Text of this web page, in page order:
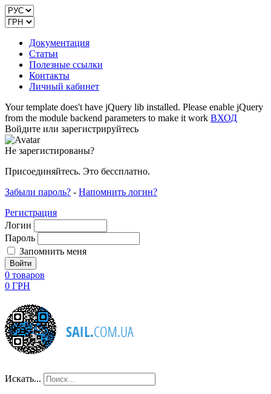
Документация
Статьи
Полезные ссылки
Контакты
Личный кабинет
Your template does't have jQuery lib installed. Please enable jQuery
from the module backend parameters to make it work ВХОД
Войдите или зарегистрируйтесь
Не зарегистированы?
Присоединяйтесь. Это бессплатно.
Забыли пароль? - Напомнить логин?
Регистрация
Логин
Пароль
Запомнить меня
0 товаров
0 ГРН
Искать...